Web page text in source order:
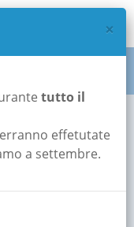
a
×
tutto il
effetutate
a settembre.